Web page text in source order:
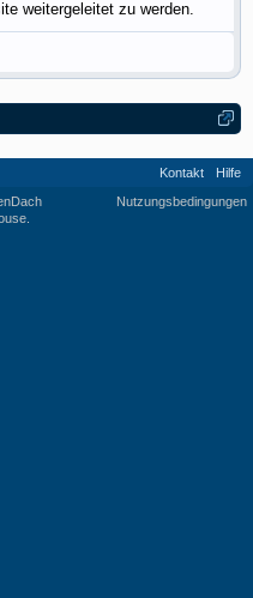
weitergeleitet zu werden.
Kontakt
Hilfe
Nutzungsbedingungen